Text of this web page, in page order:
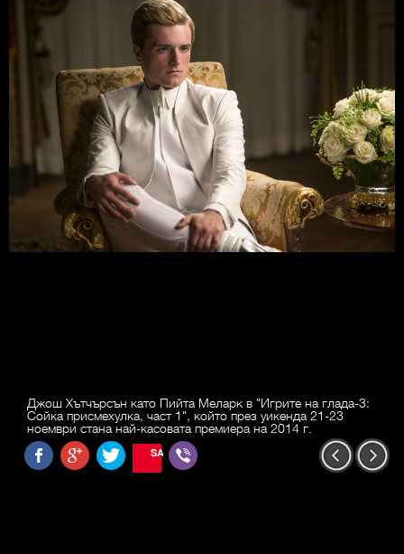
Джош Хътчърсън като Пийта Меларк в "Игрите на глада-3:
Сойка присмехулка, част 1", който през уикенда 21-23
ноември стана най-касовата премиера на 2014 г.
SAVE